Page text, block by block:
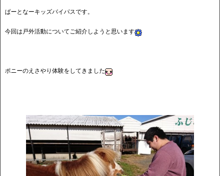
ぱーとなーキッズバイパスです。
今回は戸外活動についてご紹介しようと思います
ポニーのえさやり体験をしてきました